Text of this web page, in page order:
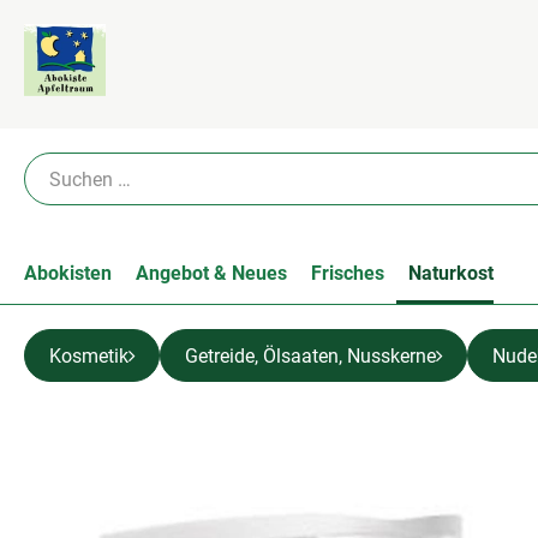
Abokisten Angebot & Neues Frisches Naturkost
Kosmetik Getreide, Ölsaaten, Nusskerne